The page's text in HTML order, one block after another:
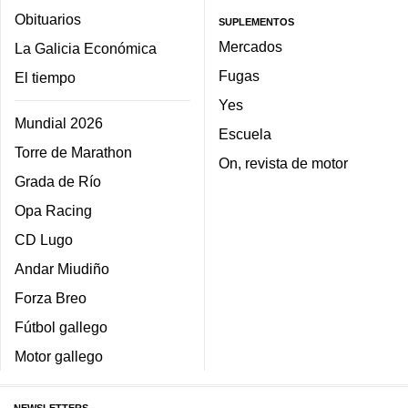
Obituarios
La Galicia Económica
El tiempo
Mundial 2026
Torre de Marathon
Grada de Río
Opa Racing
CD Lugo
Andar Miudiño
Forza Breo
Fútbol gallego
Motor gallego
SUPLEMENTOS
Mercados
Fugas
Yes
Escuela
On, revista de motor